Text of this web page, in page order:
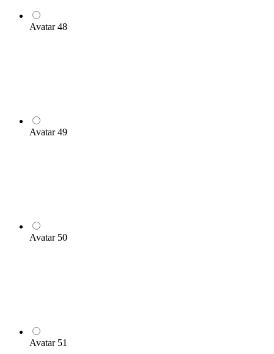
Avatar 48
Avatar 49
Avatar 50
Avatar 51